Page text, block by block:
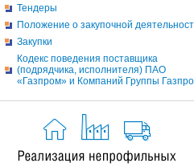
Тендеры
Положение о закупочной
Закупки
Кодекс поведения поставщика
(подрядчика, исполнителя) ПАО
«Газпром» и Компаний Группы